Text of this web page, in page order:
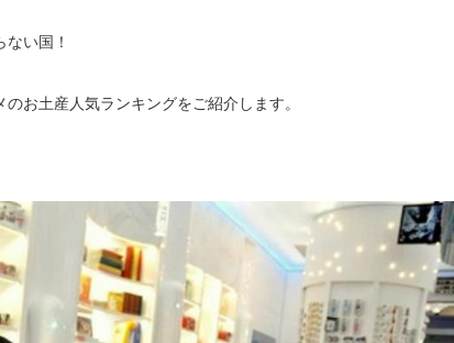
い国！
お土産人気ランキングをご紹介します。